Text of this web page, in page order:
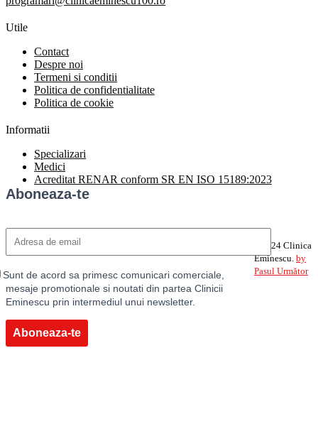
Utile
Contact
Despre noi
Termeni si conditii
Politica de confidentialitate
Politica de cookie
Informatii
Specializari
Medici
Acreditat RENAR conform SR EN ISO 15189:2023
Aboneaza-te
Sunt de acord sa primesc comunicari comerciale,
mesaje promotionale si noutati din partea Clinicii
Eminescu prin intermediul unui newsletter.
Aboneaza-te
©2024 Clinica
Eminescu. by
Pasul Următor